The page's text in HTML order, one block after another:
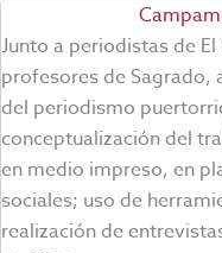
Junto a periodistas de
profesores de Sagrado,
del periodismo
conceptualización del
en medio impreso, en
sociales; uso de
realización de